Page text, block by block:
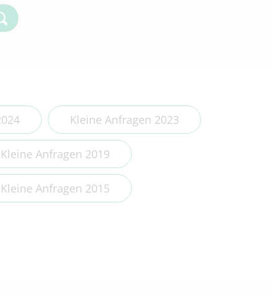
Kleine Anfragen 2023
Kleine Anfragen 2019
Kleine Anfragen 2015